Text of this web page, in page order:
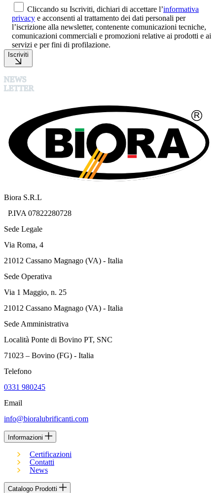
Cliccando su Iscriviti, dichiari di accettare l’informativa
privacy e acconsenti al trattamento dei dati personali per
l’iscrizione alla newsletter, contenente comunicazioni tecniche,
comunicazioni commerciali e promozioni relative ai prodotti e ai
servizi e per fini di profilazione.
Iscriviti
NEWS
LETTER
Biora S.R.L
P.IVA 07822280728
Sede Legale
Via Roma, 4
21012 Cassano Magnago (VA) - Italia
Sede Operativa
Via 1 Maggio, n. 25
21012 Cassano Magnago (VA) - Italia
Sede Amministrativa
Località Ponte di Bovino PT, SNC
71023 – Bovino (FG) - Italia
Telefono
0331 980245
Email
info@bioralubrificanti.com
Informazioni
Certificazioni
Contatti
News
Catalogo Prodotti